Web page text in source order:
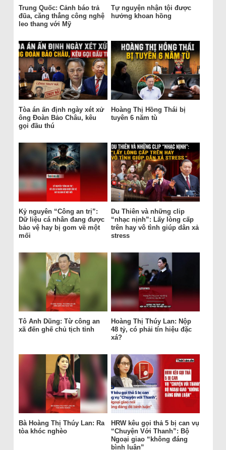
Trung Quốc: Cảnh báo trả
đũa, căng thẳng công nghệ
leo thang với Mỹ
Tự nguyện nhận tội được
hưởng khoan hồng
Tòa án ấn định ngày xét xử
ông Đoàn Bảo Châu, kêu
gọi đầu thú
Hoàng Thị Hồng Thái bị
tuyên 6 năm tù
Kỷ nguyên “Công an trị”:
Dữ liệu cá nhân đang được
bảo vệ hay bị gom về một
mối
Du Thiên và những clip
“nhạc nịnh”: Lấy lòng cấp
trên hay vô tình giúp dân xả
stress
Tô Anh Dũng: Từ công an
xã đến ghế chủ tịch tỉnh
Hoàng Thị Thúy Lan: Nộp
48 tỷ, có phải tín hiệu đặc
xá?
Bà Hoàng Thị Thúy Lan: Ra
tòa khóc nghèo
HRW kêu gọi thả 5 bị can vụ
“Chuyện Với Thanh”: Bộ
Ngoại giao “không đáng
bình luận”